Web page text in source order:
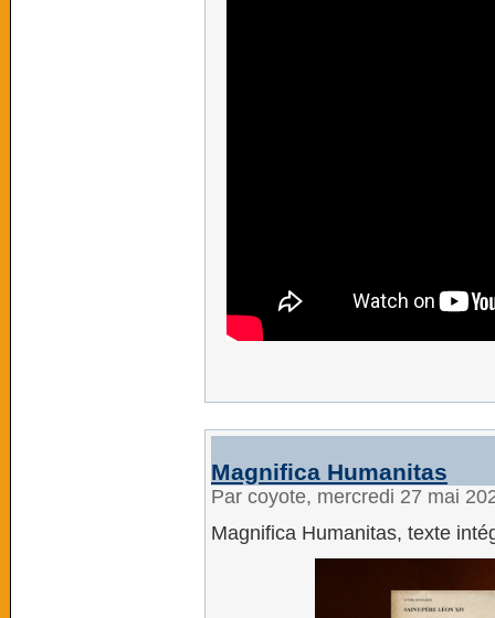
Magnifica Humanitas
Par coyote, mercredi 27 mai
Magnifica Humanitas, texte